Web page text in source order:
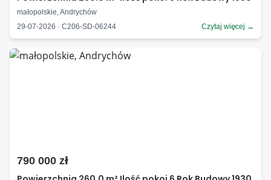
małopolskie, Andrychów
29-07-2026 · C206-SD-06244
Czytaj więcej →
790 000 zł